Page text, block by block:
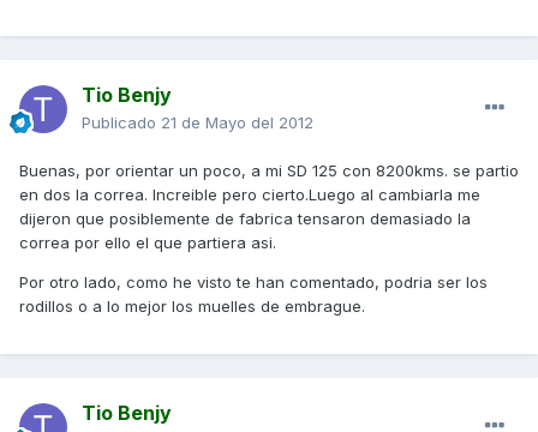
Tio Benjy
Publicado 21 de Mayo del 2012
Buenas, por orientar un poco, a mi SD 125 con 8200kms. se partio
en dos la correa. Increible pero cierto.Luego al cambiarla me
dijeron que posiblemente de fabrica tensaron demasiado la
correa por ello el que partiera asi.
Por otro lado, como he visto te han comentado, podria ser los
rodillos o a lo mejor los muelles de embrague.
Tio Benjy